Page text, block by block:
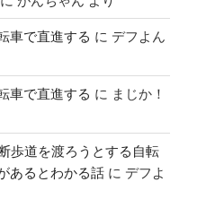
車で直進する に デフよん
車で直進する に まじか！
歩道を渡ろうとする自転
あるとわかる話 に デフよ